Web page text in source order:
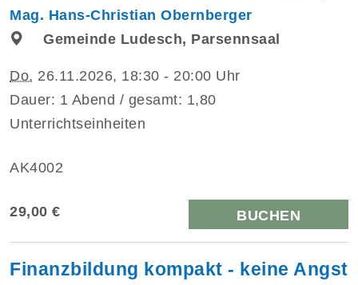
Mag. Hans-Christian Obernberger
Gemeinde Ludesch, Parsennsaal
Do. 26.11.2026, 18:30 - 20:00 Uhr
Dauer: 1 Abend / gesamt: 1,80
Unterrichtseinheiten
AK4002
29,00 € BUCHEN
Finanzbildung kompakt - keine Angst